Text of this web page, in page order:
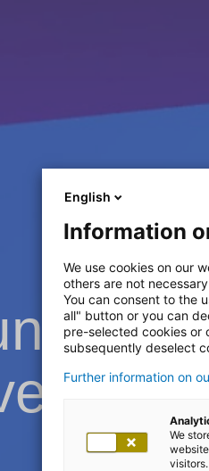
English
Information
We use cookies on our
others are not
You can consent to the
all" button or you can
pre-selected cookies or
subsequently deselect
Further information on
We
visitors.